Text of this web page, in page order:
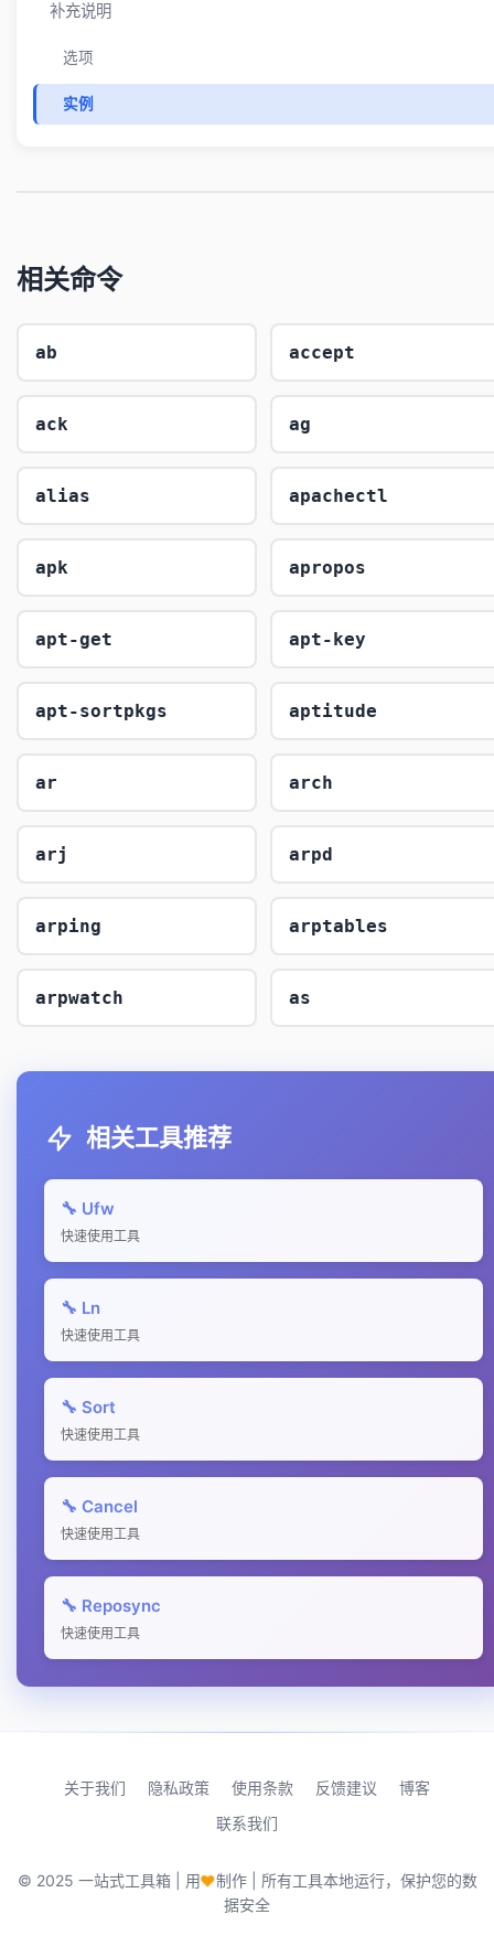
补充说明
选项
实例
相关命令
ab accept
ack ag
alias apachectl
apk apropos
apt-get apt-key
apt-sortpkgs aptitude
ar arch
arj arpd
arping arptables
arpwatch as
相关工具推荐
🔧 Ufw
快速使用工具
🔧 Ln
快速使用工具
🔧 Sort
快速使用工具
🔧 Cancel
快速使用工具
🔧 Reposync
快速使用工具
关于我们 隐私政策 使用条款 反馈建议
博客
联系我们
© 2025 一站式工具箱 | 用♥制作 | 所有工具本地运行，保护您的数
据安全